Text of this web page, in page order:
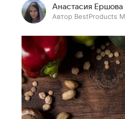
Анастасия Ершова
Автор BestProducts